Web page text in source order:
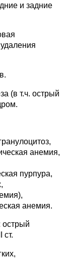
и задние
(в т.ч. острый
анемия,
пурпура,
анемия.
острый
ст.